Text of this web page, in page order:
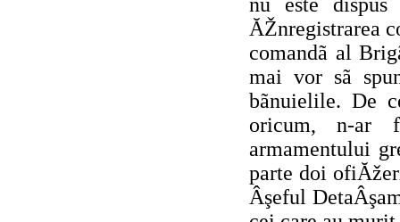
ĂŽnregistrarea
comandã al
mai vor sã
bãnuielile. De
oricum, n-ar
armamentului
parte doi
Âşeful